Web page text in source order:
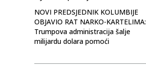
NOVI PREDSJEDNIK KOLUMBIJE
OBJAVIO RAT NARKO-KARTELIMA:
Trumpova administracija šalje
milijardu dolara pomoći